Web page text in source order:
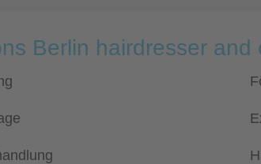
Berlin hairdresser and